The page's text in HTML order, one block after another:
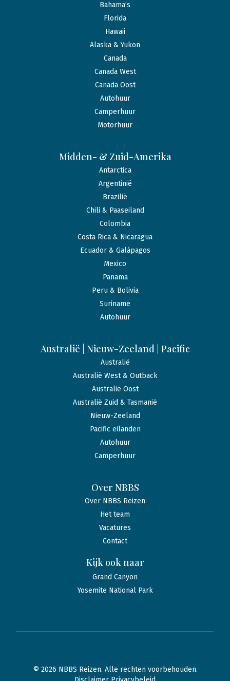
Bahama’s
Florida
Hawaii
Alaska & Yukon
Canada
Canada West
Canada Oost
Autohuur
Camperhuur
Motorhuur
Midden- & Zuid-Amerika
Antarctica
Argentinië
Brazilië
Chili & Paaseiland
Colombia
Costa Rica & Nicaragua
Ecuador & Galápagos
Mexico
Panama
Peru & Bolivia
Suriname
Autohuur
Australië | Nieuw-Zeeland | Pacific
Australië
Australië West & Outback
Australië Oost
Australië Zuid & Tasmanië
Nieuw-Zeeland
Pacific eilanden
Autohuur
Camperhuur
Over NBBS
Over NBBS Reizen
Het team
Vacatures
Contact
Kijk ook naar
Grand Canyon
Yosemite National Park
© 2026 NBBS Reizen. Alle rechten voorbehouden.